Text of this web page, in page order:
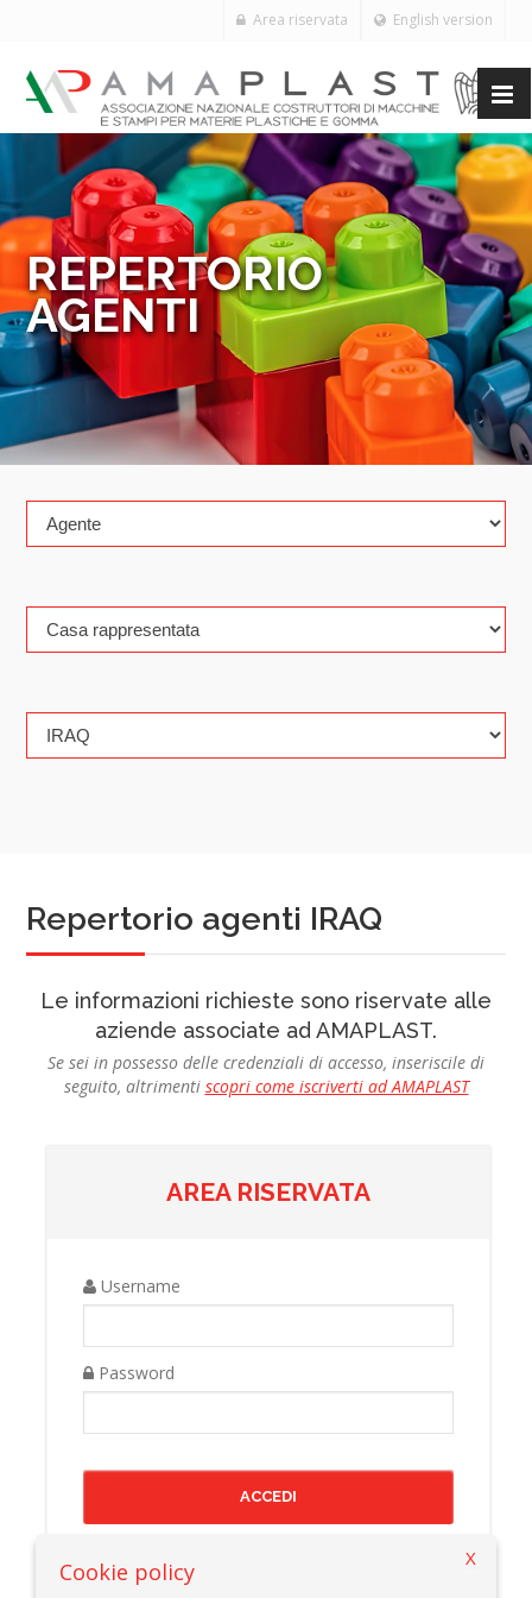
English version
Area riservata
REPERTORIO
AGENTI
Repertorio agenti IRAQ
Le informazioni richieste sono riservate alle
aziende associate ad AMAPLAST.
Se sei in possesso delle credenziali di accesso, inseriscile di
seguito, altrimenti scopri come iscriverti ad AMAPLAST
AREA RISERVATA
Username
Password
Cookie policy X